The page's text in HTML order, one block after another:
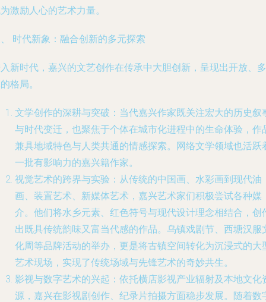
激励人心的艺术力量。
时代新象：融合创新的多元探索
新时代，嘉兴的文艺创作在传承中大胆创新，呈现出开放、多
格局。
文学创作的深耕与突破 ：当代嘉兴作家既关注宏大的历史叙
与时代变迁，也聚焦于个体在城市化进程中的生命体验，作
兼具地域特色与人类共通的情感探索。网络文学领域也活跃
一批有影响力的嘉兴籍作家。
视觉艺术的跨界与实验 ：从传统的中国画、水彩画到现代油
画、装置艺术、新媒体艺术，嘉兴艺术家们积极尝试各种媒
介。他们将水乡元素、红色符号与现代设计理念相结合，创
出既具传统韵味又富当代感的作品。乌镇戏剧节、西塘汉服
化周等品牌活动的举办，更是将古镇空间转化为沉浸式的大
艺术现场，实现了传统场域与先锋艺术的奇妙共生。
影视与数字艺术的兴起 ：依托横店影视产业辐射及本地文化
源，嘉兴在影视剧创作、纪录片拍摄方面稳步发展。随着数